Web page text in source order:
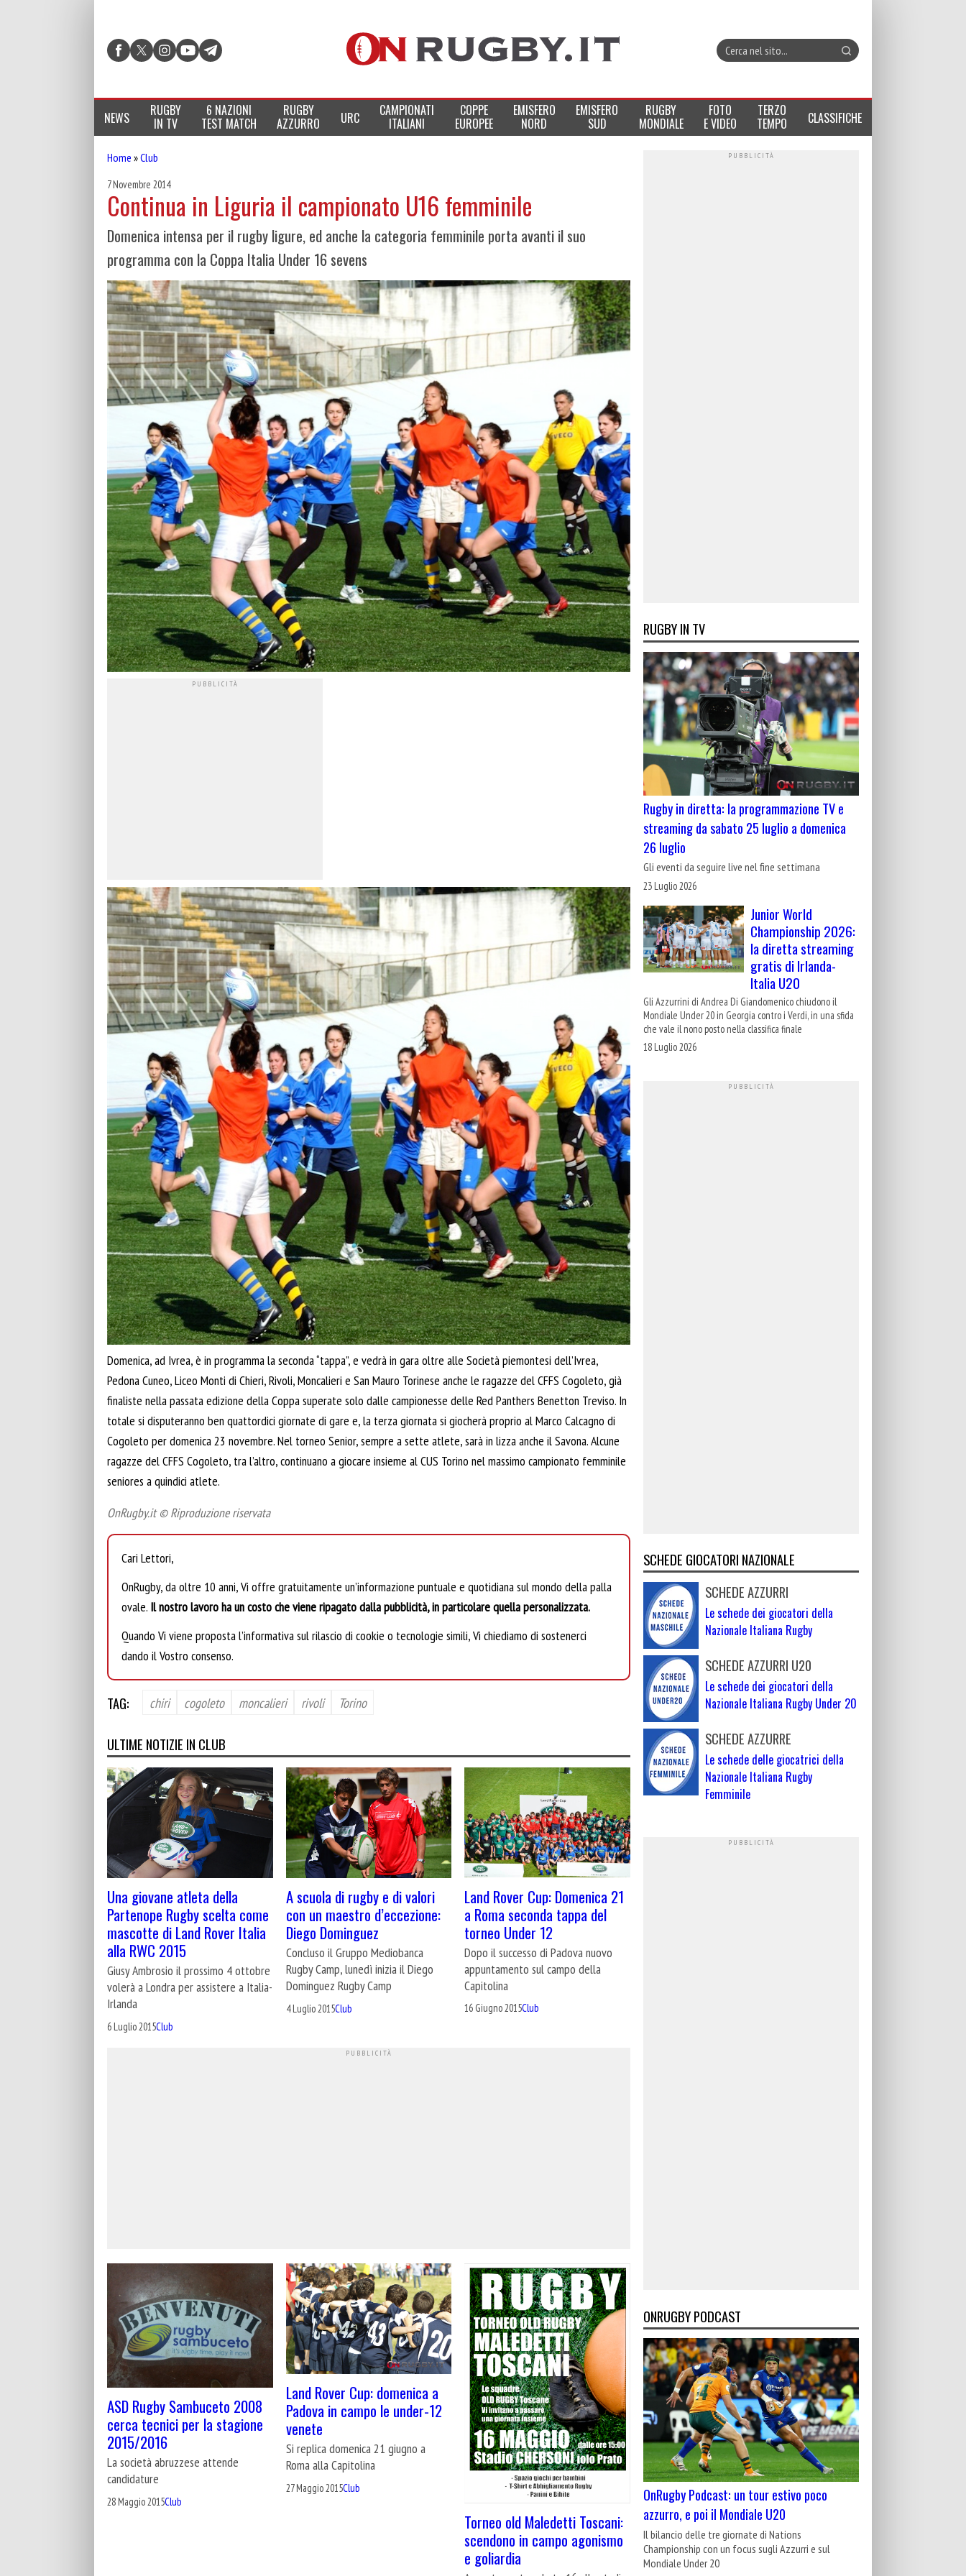
NEWS RUGBY
IN TV
6 NAZIONI
TEST MATCH
RUGBY
AZZURRO URC CAMPIONATI
ITALIANI
COPPE
EUROPEE
EMISFERO
NORD
EMISFERO
SUD
RUGBY
MONDIALE
FOTO
E VIDEO
TERZO
TEMPO CLASSIFICHE
Home »Club
7 Novembre 2014
Continua in Liguria il campionato U16 femminile
Domenica intensa per il rugby ligure, ed anche la categoria femminile porta avanti il suo
programma con la Coppa Italia Under 16 sevens
Domenica, ad Ivrea, è in programma la seconda “tappa”, e vedrà in gara oltre alle Società piemontesi dell’Ivrea,
Pedona Cuneo, Liceo Monti di Chieri, Rivoli, Moncalieri e San Mauro Torinese anche le ragazze del CFFS Cogoleto, già
finaliste nella passata edizione della Coppa superate solo dalle campionesse delle Red Panthers Benetton Treviso. In
totale si disputeranno ben quattordici giornate di gare e, la terza giornata si giocherà proprio al Marco Calcagno di
Cogoleto per domenica 23 novembre. Nel torneo Senior, sempre a sette atlete, sarà in lizza anche il Savona. Alcune
ragazze del CFFS Cogoleto, tra l’altro, continuano a giocare insieme al CUS Torino nel massimo campionato femminile
seniores a quindici atlete.
OnRugby.it © Riproduzione riservata
Cari Lettori,
OnRugby, da oltre 10 anni, Vi offre gratuitamente un’informazione puntuale e quotidiana sul mondo della palla
ovale. Il nostro lavoro ha un costo che viene ripagato dalla pubblicità, in particolare quella personalizzata.
Quando Vi viene proposta l’informativa sul rilascio di cookie o tecnologie simili, Vi chiediamo di sostenerci
dando il Vostro consenso.
TAG: chiri cogoleto moncalieri rivoli Torino
ULTIME NOTIZIE IN CLUB
Una giovane atleta della
Partenope Rugby scelta come
mascotte di Land Rover Italia
alla RWC 2015
Giusy Ambrosio il prossimo 4 ottobre
volerà a Londra per assistere a Italia-
Irlanda
6 Luglio 2015Club
A scuola di rugby e di valori
con un maestro d’eccezione:
Diego Dominguez
Concluso il Gruppo Mediobanca
Rugby Camp, lunedì inizia il Diego
Dominguez Rugby Camp
4 Luglio 2015Club
Land Rover Cup: Domenica 21
a Roma seconda tappa del
torneo Under 12
Dopo il successo di Padova nuovo
appuntamento sul campo della
Capitolina
16 Giugno 2015Club
ASD Rugby Sambuceto 2008
cerca tecnici per la stagione
2015/2016
La società abruzzese attende
candidature
28 Maggio 2015Club
Land Rover Cup: domenica a
Padova in campo le under-12
venete
Si replica domenica 21 giugno a
Roma alla Capitolina
27 Maggio 2015Club
Torneo old Maledetti Toscani:
scendono in campo agonismo
e goliardia
RUGBY IN TV
Rugby in diretta: la programmazione TV e
streaming da sabato 25 luglio a domenica
26 luglio
Gli eventi da seguire live nel fine settimana
23 Luglio 2026
Junior World
Championship 2026:
la diretta streaming
gratis di Irlanda-
Italia U20
Gli Azzurrini di Andrea Di Giandomenico chiudono il
Mondiale Under 20 in Georgia contro i Verdi, in una sfida
che vale il nono posto nella classifica finale
18 Luglio 2026
SCHEDE GIOCATORI NAZIONALE
SCHEDE AZZURRI
Le schede dei giocatori della
Nazionale Italiana Rugby
SCHEDE AZZURRI U20
Le schede dei giocatori della
Nazionale Italiana Rugby Under 20
SCHEDE AZZURRE
Le schede delle giocatrici della
Nazionale Italiana Rugby
Femminile
ONRUGBY PODCAST
OnRugby Podcast: un tour estivo poco
azzurro, e poi il Mondiale U20
Il bilancio delle tre giornate di Nations
Championship con un focus sugli Azzurri e sul
Mondiale Under 20